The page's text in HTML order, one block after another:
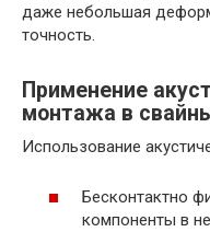
даже небольшая
точность.
Применение
монтажа в
Использование
Бесконтактно
компоненты в